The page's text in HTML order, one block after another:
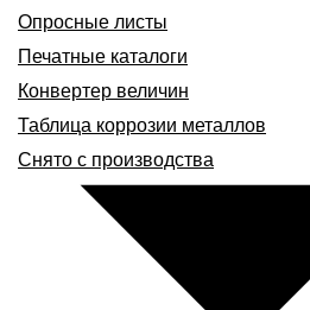
Опросные листы
Печатные каталоги
Конвертер величин
Таблица коррозии металлов
Снято с производства